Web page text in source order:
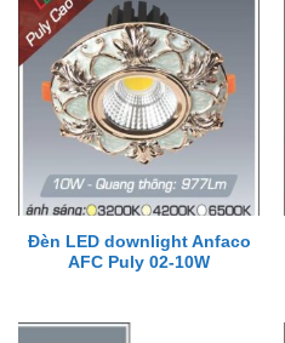
Đèn LED downlight Anfaco
AFC Puly 02-10W